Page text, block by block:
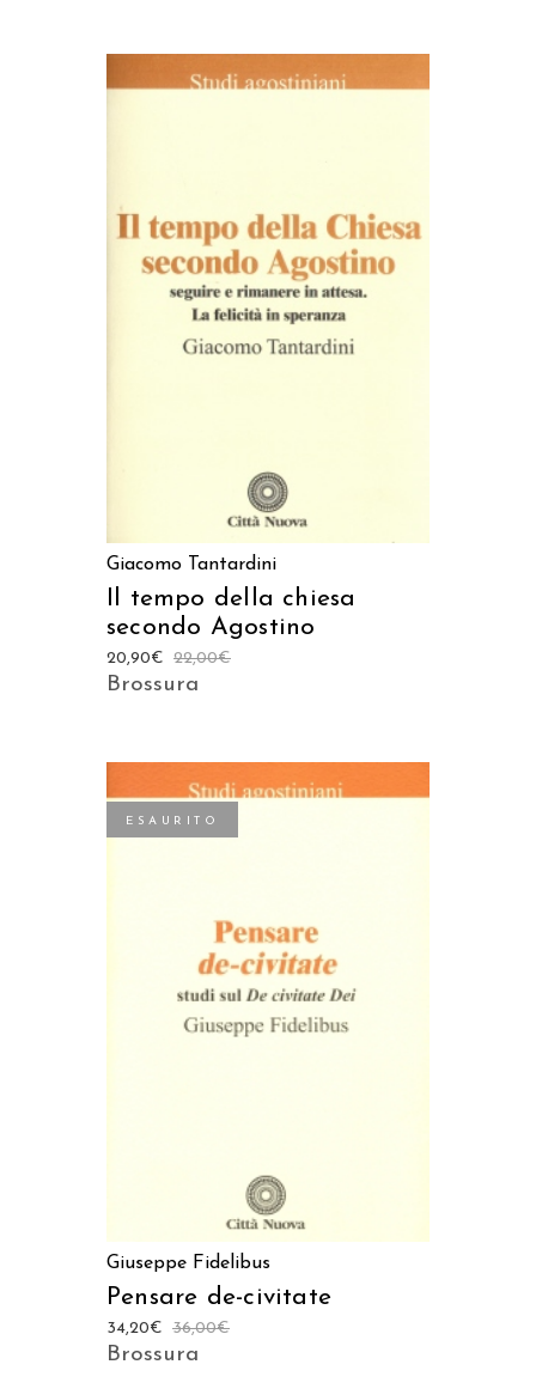
AGGIUNGI AL CARRELLO
Giacomo Tantardini
Il tempo della chiesa
secondo Agostino
22,00€
20,90€
Brossura
ESAURITO
LEGGI TUTTO
Giuseppe Fidelibus
Pensare de-civitate
36,00€
34,20€
Brossura